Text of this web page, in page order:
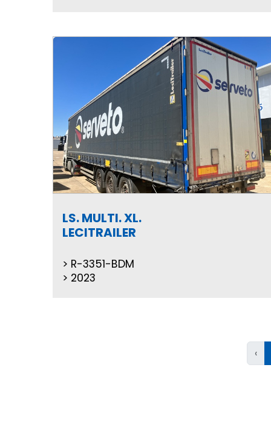
LS. MULTI. XL.
LECITRAILER
R-3351-BDM
2023
‹